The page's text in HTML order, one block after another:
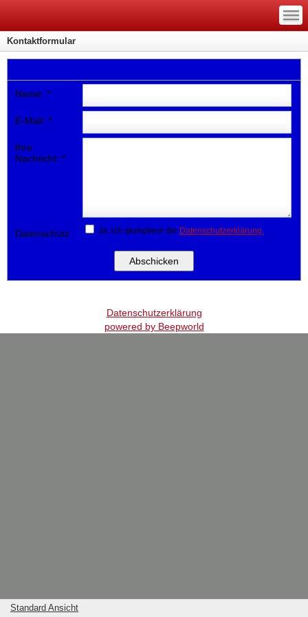
—
—
—
Kontaktformular
Name: *
E-Mail: *
Ihre
Nachricht: *
Datenschutz Ja, ich akzeptiere die Datenschutzerklärung.
Datenschutzerklärung
powered by Beepworld
Standard Ansicht